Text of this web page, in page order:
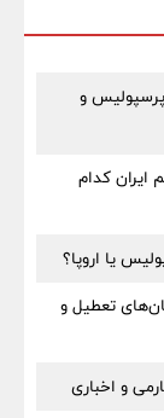
و
ایران کدام
یا اروپا؟
استان‌های تعطیل و
و اخباری